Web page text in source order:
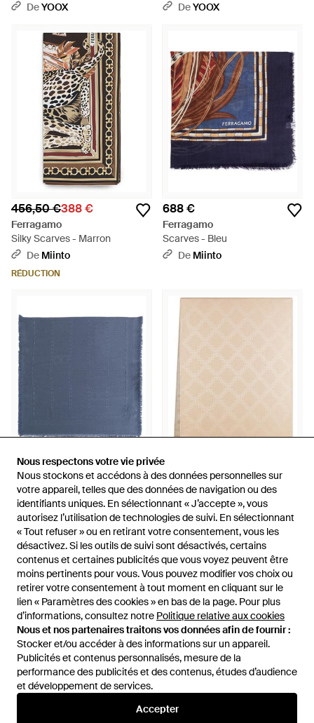
Nous respectons votre vie privée
Nous stockons et accédons à des données personnelles sur
votre appareil, telles que des données de navigation ou des
identifiants uniques. En sélectionnant « J’accepte », vous
autorisez l’utilisation de technologies de suivi. En sélectionnant
« Tout refuser » ou en retirant votre consentement, vous les
désactivez. Si les outils de suivi sont désactivés, certains
contenus et certaines publicités que vous voyez peuvent être
moins pertinents pour vous. Vous pouvez modifier vos choix ou
retirer votre consentement à tout moment en cliquant sur le
lien « Paramètres des cookies » en bas de la page. Pour plus
d’informations, consultez notre Politique relative aux cookies
Nous et nos partenaires traitons vos données afin de fournir :
Stocker et/ou accéder à des informations sur un appareil.
Publicités et contenus personnalisés, mesure de la
performance des publicités et des contenus, études d’audience
et développement de services.
Accepter
Nous respectons votre vie privée
Nous stockons et accédons à des données personnelles sur
votre appareil, telles que des données de navigation ou des
identifiants uniques. En sélectionnant « J’accepte », vous
autorisez l’utilisation de technologies de suivi. En sélectionnant
« Tout refuser » ou en retirant votre consentement, vous les
désactivez. Si les outils de suivi sont désactivés, certains
contenus et certaines publicités que vous voyez peuvent être
moins pertinents pour vous. Vous pouvez modifier vos choix ou
retirer votre consentement à tout moment en cliquant sur le
lien « Paramètres des cookies » en bas de la page. Pour plus
d’informations, consultez notre Politique relative aux cookies
Nous et nos partenaires traitons vos données afin de fournir :
Stocker et/ou accéder à des informations sur un appareil.
Publicités et contenus personnalisés, mesure de la
performance des publicités et des contenus, études d’audience
et développement de services.
Accepter
DeYOOX
DeYOOX
456,50 €388 €
Ferragamo
Silky Scarves - Marron
De Miinto
RÉDUCTION
688 €
Ferragamo
Scarves - Bleu
De Miinto
379,50 €
Ferragamo
Silky Scarves - Bleu
DeMiinto
809 €
Ferragamo
Étole Gancini En Jacquard -
Neutre
DeFARFETCH